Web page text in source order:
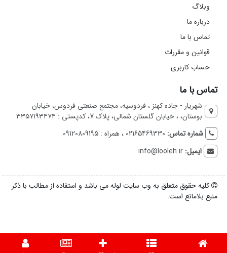
وبلاگ
درباره ما
تماس با ما
قوانین و مقررات
حساب کاربری
تماس با ما
شهریار - جاده کهنز ، فردوسیه، مجتمع صنعتی فردوس، خیابان
بوستان، ، خیابان گلستان شمالی، پلاک 7، کدپستی : ۳۳۵۷۱۹۳۴۷۴
شماره تماس: 02165469330 ، همراه : 09120809195
ایمیل:info@looleh.ir
کلیه حقوق متعلق به وب سایت لوله می باشد و استفاده از مطالب با ذکر
منبع بلامانع است.